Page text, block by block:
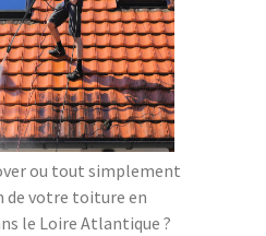
ou tout simplement
votre toiture en
le Loire Atlantique ?